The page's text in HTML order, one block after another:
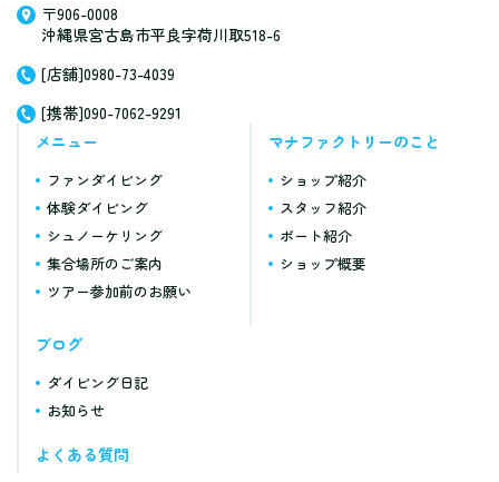
〒906-0008
沖縄県宮古島市平良字荷川取518-6
[店舗]0980-73-4039
[携帯]090-7062-9291
メニュー
ファンダイビング
体験ダイビング
シュノーケリング
集合場所のご案内
ツアー参加前のお願い
マナファクトリーのこと
ショップ紹介
スタッフ紹介
ボート紹介
ショップ概要
ブログ
ダイビング日記
お知らせ
よくある質問